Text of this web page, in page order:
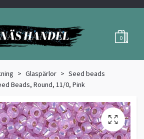
0
Glaspärlor
Seed beads
Beads, Round, 11/0, Pink